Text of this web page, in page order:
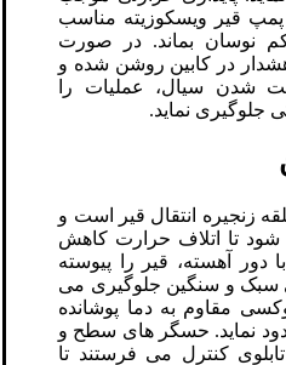
قیر ویسکوزیته مناسب
نوسان بماند. در صورت
در کابین روشن شده و
شدن سیال، عملیات را
جلوگیری نماید.
زنجیره انتقال قیر است و
تا اتلاف حرارت کاهش
دور آهسته، قیر را پیوسته
سبک و سنگین جلوگیری می
مقاوم به دما پوشانده
نماید. حسگر های سطح و
کنترل می ‌فرستند تا